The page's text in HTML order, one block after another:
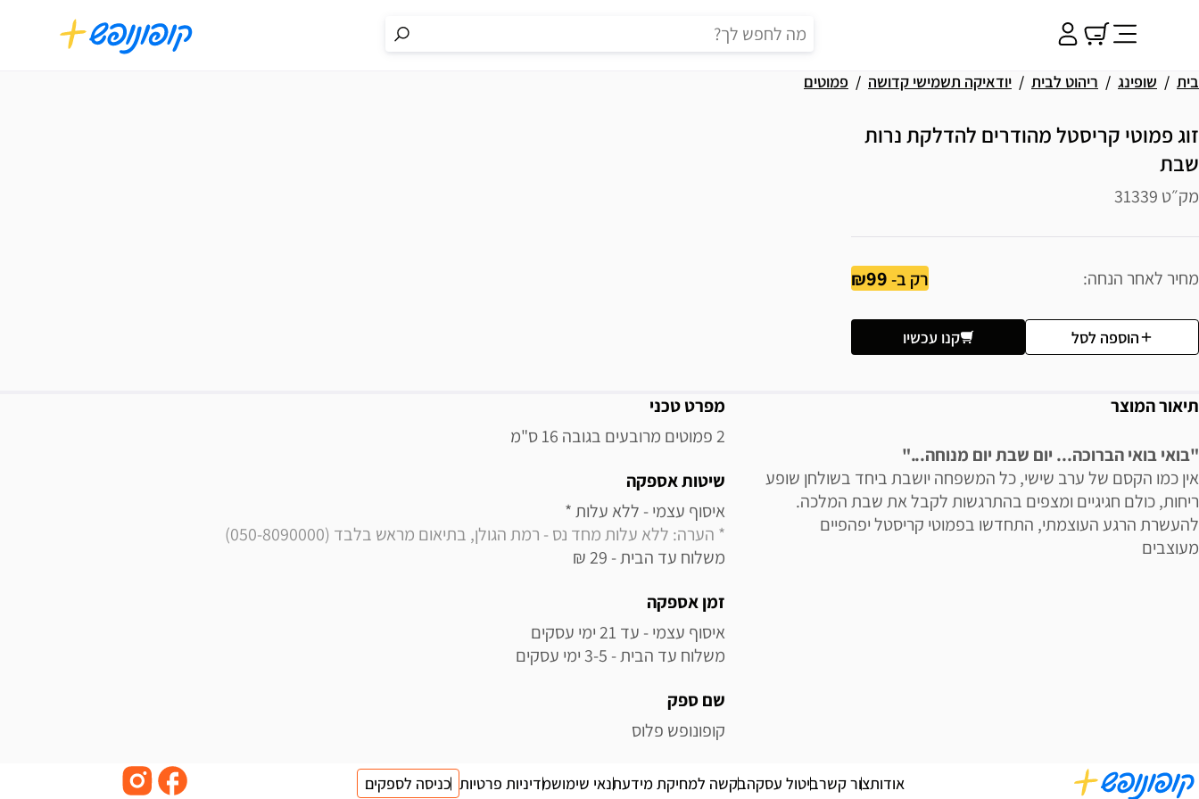
בית שופינג ריהוט לבית יודאיקה תשמישי קדושה פמוטים
זוג פמוטי קריסטל מהודרים להדלקת נרות
שבת
מק״ט 31339
מחיר לאחר הנחה רק ב-99
הוספה לסל קנו עכשיו
תיאור המוצר
"בואי בואי הברוכה... יום שבת יום מנוחה..."
אין כמו הקסם של ערב שישי, כל המשפחה יושבת ביחד בשולחן שופע
ריחות, כולם חגיגיים ומצפים בהתרגשות לקבל את שבת המלכה.
להעשרת הרגע העוצמתי, התחדשו בפמוטי קריסטל יפהפיים
מעוצבים
מידע נוסף
מפרט טכני
2 פמוטים מרובעים בגובה 16 ס"מ
שיטות אספקה
איסוף עצמי - ללא עלות *
* הערה: ללא עלות מחד נס - רמת הגולן, בתיאום מראש בלבד (050-8090000)
משלוח עד הבית - 29 ₪
זמן אספקה
משלוח עד הבית - 3-5 ימי עסקים
שם ספק
קופונופש פלוס
אודותצור קשרביטול עסקהבקשה למחיקת מידעתנאי שימושמדיניות פרטיות כניסה לספקים